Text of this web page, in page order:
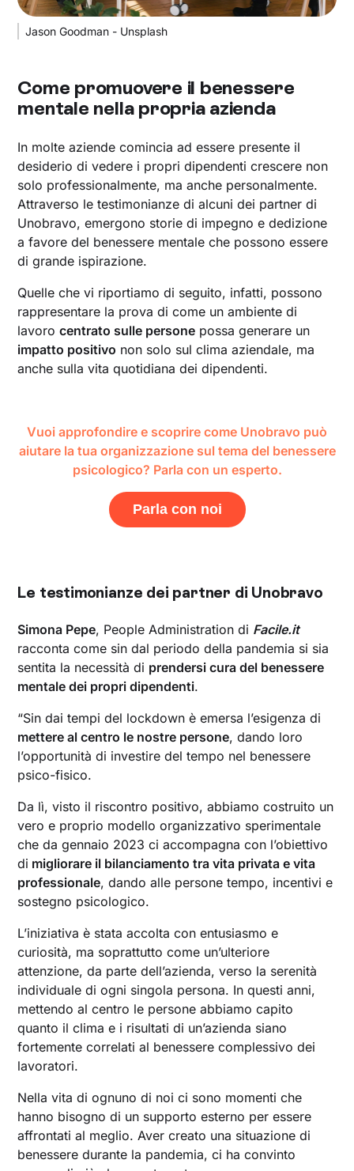
Jason Goodman - Unsplash
Come promuovere il benessere
mentale nella propria azienda
In molte aziende comincia ad essere presente il
desiderio di vedere i propri dipendenti crescere non
solo professionalmente, ma anche personalmente.
Attraverso le testimonianze di alcuni dei partner di
Unobravo, emergono storie di impegno e dedizione
a favore del benessere mentale che possono essere
di grande ispirazione.
Quelle che vi riportiamo di seguito, infatti, possono
rappresentare la prova di come un ambiente di
lavorocentrato sulle persone possa generare un
impatto positivo non solo sul clima aziendale, ma
anche sulla vita quotidiana dei dipendenti.
Vuoi approfondire e scoprire come Unobravo può
aiutare la tua organizzazione sul tema del benessere
psicologico? Parla con un esperto.
Parla con noi
Le testimonianze dei partner di Unobravo
Simona Pepe, People Administration di Facile.it
racconta come sin dal periodo della pandemia si sia
sentita la necessità di prendersi cura del benessere
mentale dei propri dipendenti.
“Sin dai tempi del lockdown è emersa l’esigenza di
mettere al centro le nostre persone, dando loro
l’opportunità di investire del tempo nel benessere
psico-fisico.
Da lì, visto il riscontro positivo, abbiamo costruito un
vero e proprio modello organizzativo sperimentale
che da gennaio 2023 ci accompagna con l’obiettivo
di migliorare il bilanciamento tra vita privata e vita
professionale, dando alle persone tempo, incentivi e
sostegno psicologico.
L’iniziativa è stata accolta con entusiasmo e
curiosità, ma soprattutto come un’ulteriore
attenzione, da parte dell’azienda, verso la serenità
individuale di ogni singola persona. In questi anni,
mettendo al centro le persone abbiamo capito
quanto il clima e i risultati di un’azienda siano
fortemente correlati al benessere complessivo dei
lavoratori.
Nella vita di ognuno di noi ci sono momenti che
hanno bisogno di un supporto esterno per essere
affrontati al meglio. Aver creato una situazione di
benessere durante la pandemia, ci ha convinto